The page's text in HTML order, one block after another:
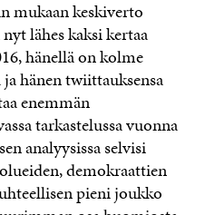
mukaan keskiverto
lähes kaksi kertaa
hänellä on kolme
hänen twiittauksensa
enemmän
tarkastelussa vuonna
analyysissa selvisi
demokraattien
pieni joukko